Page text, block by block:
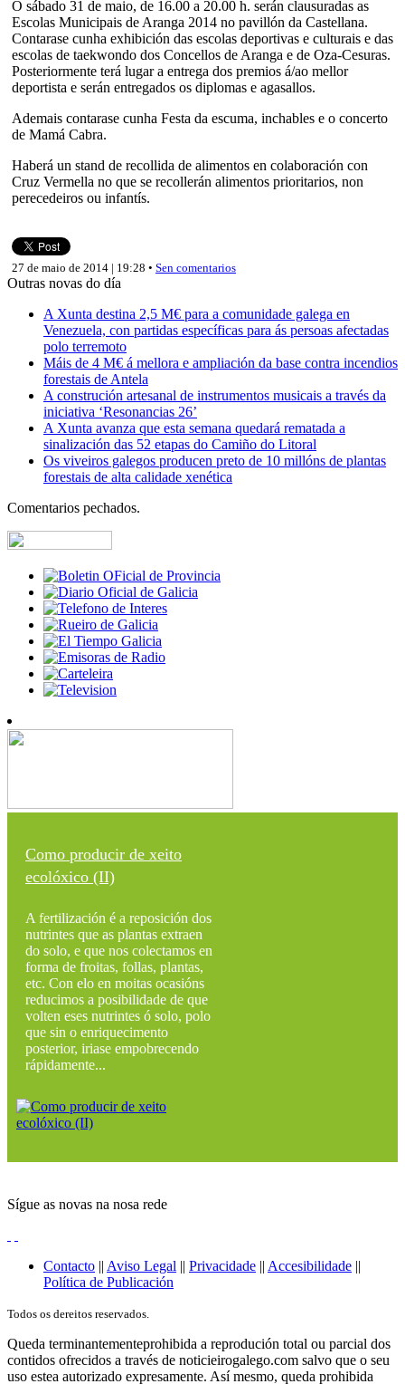
O sábado 31 de maio, de 16.00 a 20.00 h. serán clausuradas as
Escolas Municipais de Aranga 2014 no pavillón da Castellana.
Contarase cunha exhibición das escolas deportivas e culturais e das
escolas de taekwondo dos Concellos de Aranga e de Oza-Cesuras.
Posteriormente terá lugar a entrega dos premios á/ao mellor
deportista e serán entregados os diplomas e agasallos.
Ademais contarase cunha Festa da escuma, inchables e o concerto
de Mamá Cabra.
Haberá un stand de recollida de alimentos en colaboración con
Cruz Vermella no que se recollerán alimentos prioritarios, non
perecedeiros ou infantís.
27 de maio de 2014 | 19:28 • Sen comentarios
Outras novas do día
A Xunta destina 2,5 M€ para a comunidade galega en
Venezuela, con partidas específicas para ás persoas afectadas
polo terremoto
Máis de 4 M€ á mellora e ampliación da base contra incendios
forestais de Antela
A construción artesanal de instrumentos musicais a través da
iniciativa ‘Resonancias 26’
A Xunta avanza que esta semana quedará rematada a
sinalización das 52 etapas do Camiño do Litoral
Os viveiros galegos producen preto de 10 millóns de plantas
forestais de alta calidade xenética
Comentarios pechados.
Como producir de xeito
ecolóxico (II)
A fertilización é a reposición dos
nutrintes que as plantas extraen
do solo, e que nos colectamos en
forma de froitas, follas, plantas,
etc. Con elo en moitas ocasións
reducimos a posibilidade de que
volten eses nutrintes ó solo, polo
que sin o enriquecimento
posterior, iriase empobrecendo
rápidamente...
Sígue as novas na nosa rede
Contacto || Aviso Legal || Privacidade || Accesibilidade ||
Política de Publicación
Todos os dereitos reservados.
Queda terminantementeprohibida a reprodución total ou parcial dos
contidos ofrecidos a través de noticieirogalego.com salvo que o seu
uso estea autorizado expresamente. Así mesmo, queda prohibida